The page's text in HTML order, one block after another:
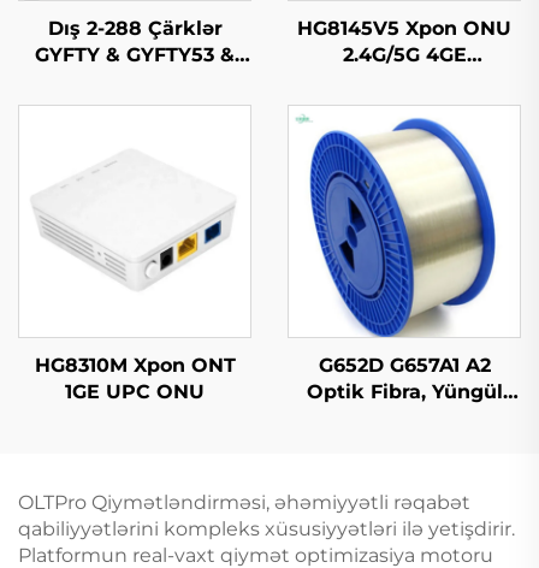
Dış 2-288 Çärklər
GYFTY & GYFTY53 &
Kabel
HG8145V5 Xpon ONU
2.4G/5G 4GE
HG8310M Xpon ONT
1GE UPC ONU
G652D G657A1 A2
Optik Fibra, Yüngül
OLTPro Qiymətləndirməsi, əhəmiyyətli rəqabət
qabiliyyətlərini kompleks xüsusiyyətləri ilə yetişdirir.
Platformun real-vaxt qiymət optimizasiya motoru